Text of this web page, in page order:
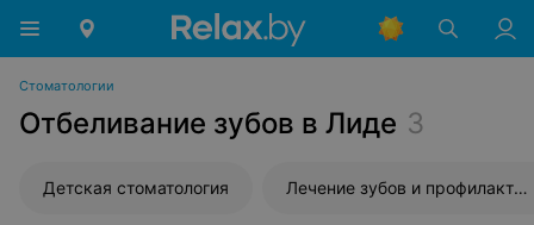
Стоматологии
Отбеливание зубов в Лиде 3
Детская стоматология Лечение зубов и профилактика